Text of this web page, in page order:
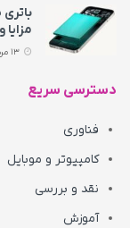
دسترسی سریع
فناوری
کامپیوتر و موبایل
نقد و بررسی
آموزش